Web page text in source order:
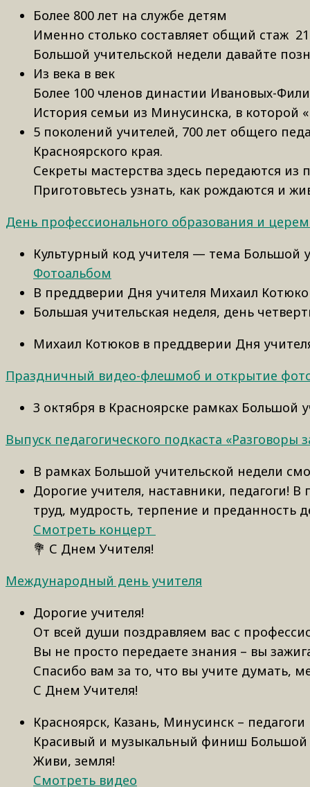
Более 800 лет на службе детям
Именно столько составляет общий стаж
Большой учительской недели давайте
Из века в век
Более 100 членов династии Ивановых-
История семьи из Минусинска, в которой
5 поколений учителей, 700 лет общего
Красноярского края.
Секреты мастерства здесь передаются
Приготовьтесь узнать, как рождаются и
День профессионального образования и
Культурный код учителя — тема Большой
Фотоальбом
В преддверии Дня учителя Михаил
Большая учительская неделя, день
Михаил Котюков в преддверии Дня
Праздничный видео-флешмоб и открытие
3 октября в Красноярске рамках
Выпуск педагогического подкаста «Разговоры
В рамках Большой учительской недели
Дорогие учителя, наставники, педагоги!
труд, мудрость, терпение и преданность
Смотреть концерт
💐 С Днем Учителя!
Международный день учителя
Дорогие учителя!
От всей души поздравляем вас с
Вы не просто передаете знания – вы
Спасибо вам за то, что вы учите думать,
С Днем Учителя!
Красноярск, Казань, Минусинск –
Красивый и музыкальный финиш Большой
Живи, земля!
Смотреть видео